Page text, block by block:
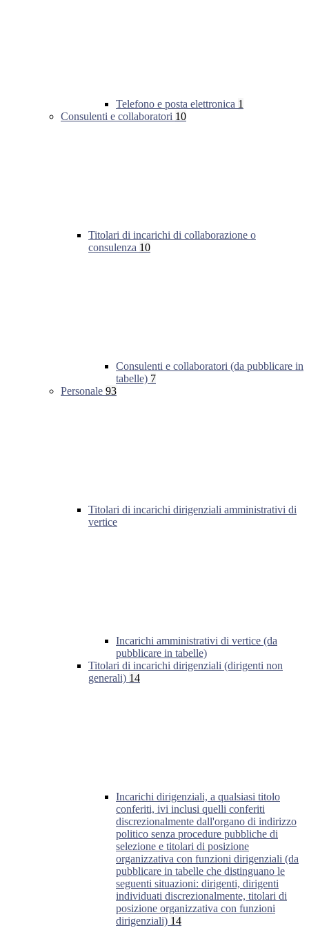
Telefono e posta elettronica 1
Consulenti e collaboratori 10
Titolari di incarichi di collaborazione o
consulenza 10
Consulenti e collaboratori (da pubblicare in
tabelle) 7
Personale 93
Titolari di incarichi dirigenziali amministrativi di
vertice
Incarichi amministrativi di vertice (da
pubblicare in tabelle)
Titolari di incarichi dirigenziali (dirigenti non
generali) 14
Incarichi dirigenziali, a qualsiasi titolo
conferiti, ivi inclusi quelli conferiti
discrezionalmente dall'organo di indirizzo
politico senza procedure pubbliche di
selezione e titolari di posizione
organizzativa con funzioni dirigenziali (da
pubblicare in tabelle che distinguano le
seguenti situazioni: dirigenti, dirigenti
individuati discrezionalmente, titolari di
posizione organizzativa con funzioni
dirigenziali) 14